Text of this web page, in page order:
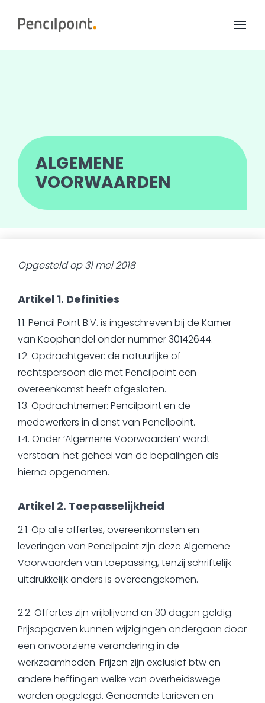
Home
ALGEMENE
VOORWAARDEN
Opgesteld op 31 mei 2018
Artikel 1. Definities
1.1. Pencil Point B.V. is ingeschreven bij de Kamer
van Koophandel onder nummer 30142644.
1.2. Opdrachtgever: de natuurlijke of
rechtspersoon die met Pencilpoint een
overeenkomst heeft afgesloten.
1.3. Opdrachtnemer: Pencilpoint en de
medewerkers in dienst van Pencilpoint.
1.4. Onder ‘Algemene Voorwaarden’ wordt
verstaan: het geheel van de bepalingen als
hierna opgenomen.
Artikel 2. Toepasselijkheid
2.1. Op alle offertes, overeenkomsten en
leveringen van Pencilpoint zijn deze Algemene
Voorwaarden van toepassing, tenzij schriftelijk
uitdrukkelijk anders is overeengekomen.
2.2. Offertes zijn vrijblijvend en 30 dagen geldig.
Prijsopgaven kunnen wijzigingen ondergaan door
een onvoorziene verandering in de
werkzaamheden. Prijzen zijn exclusief btw en
andere heffingen welke van overheidswege
worden opgelegd. Genoemde tarieven en